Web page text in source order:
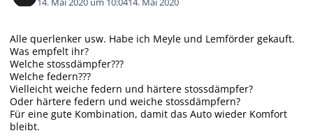
Alle querlenker usw. Habe ich Meyle und Lemförder gekauft.
Was empfelt ihr?
Welche stossdämpfer???
Welche federn???
Vielleicht weiche federn und härtere stossdämpfer?
Oder härtere federn und weiche stossdämpfern?
Für eine gute Kombination, damit das Auto wieder Komfort
bleibt.